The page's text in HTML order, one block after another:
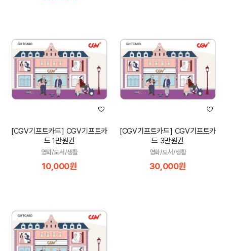
[CGV기프트카드] CGV기프트카
드 1만원권
영화/도서/생활
10,000원
[CGV기프트카드] CGV기프트카
드 3만원권
영화/도서/생활
30,000원